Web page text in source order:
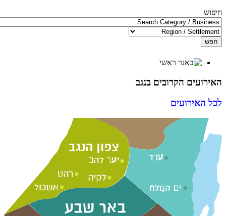
חיפוש
חפש
האירועים הקרובים בנגב
לכל האירועים